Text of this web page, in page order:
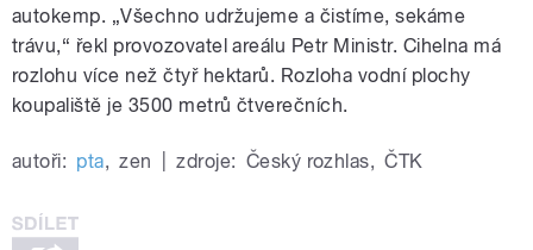
autokemp. „Všechno udržujeme a čistíme, sekáme
trávu,“ řekl provozovatel areálu Petr Ministr. Cihelna má
rozlohu více než čtyř hektarů. Rozloha vodní plochy
koupaliště je 3500 metrů čtverečních.
autoři: pta, zen zdroje: Český rozhlas, ČTK